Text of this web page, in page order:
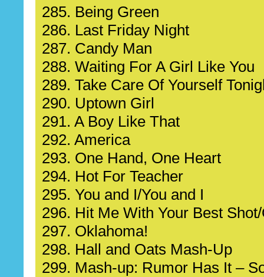
285. Being Green
286. Last Friday Night
287. Candy Man
288. Waiting For A Girl Like You
289. Take Care Of Yourself
290. Uptown Girl
291. A Boy Like That
292. America
293. One Hand, One Heart
294. Hot For Teacher
295. You and I/You and I
296. Hit Me With Your Best
297. Oklahoma!
298. Hall and Oats Mash-Up
299. Mash-up: Rumor Has It –